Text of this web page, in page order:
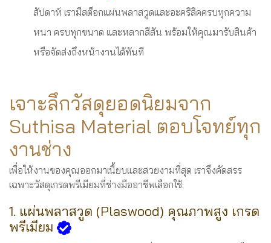
สัปดาห์ เรามีสต็อกแผ่นพลาสวูดและอะคริลิคครบทุกความ
หนา ครบทุกขนาด และหลากสีสัน พร้อมให้คุณมารับสินค้า
หรือจัดส่งถึงหน้างานได้ทันที
เจาะลึกวัสดุยอดนิยมจาก
Suthisa Material ตอบโจทย์ทุก
งานช่าง
เพื่อให้งานของคุณออกมาเนี้ยบและสวยงามที่สุด เราจึงคัดสรร
เฉพาะวัสดุเกรดพรีเมียมที่ช่างมืออาชีพเลือกใช้:
1. แผ่นพลาสวูด (Plaswood) คุณภาพสูง เกรด
พรีเมียม